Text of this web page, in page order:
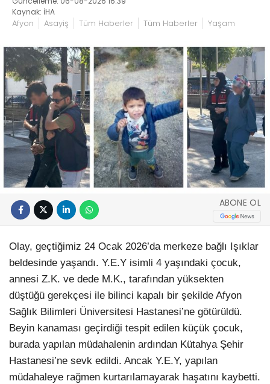
Kaynak: İHA
Afyon Asayiş Tüm Haberler Tüm Haberler Yaşam
ABONE OL
Olay, geçtiğimiz 24 Ocak 2026’da merkeze bağlı Işıklar
beldesinde yaşandı. Y.E.Y isimli 4 yaşındaki çocuk,
annesi Z.K. ve dede M.K., tarafından yüksekten
düştüğü gerekçesi ile bilinci kapalı bir şekilde Afyon
Sağlık Bilimleri Üniversitesi Hastanesi’ne götürüldü.
Beyin kanaması geçirdiği tespit edilen küçük çocuk,
burada yapılan müdahalenin ardından Kütahya Şehir
Hastanesi’ne sevk edildi. Ancak Y.E.Y, yapılan
müdahaleye rağmen kurtarılamayarak haşatını kaybetti.